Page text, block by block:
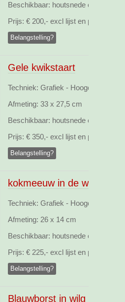
Beschikbaar: houtsnede opl.27
Prijs: € 200,- excl lijst en pp
Belangstelling?
Gele kwikstaart
Techniek: Grafiek - Hoogdruk,
Afmeting: 33 x 27,5 cm
Beschikbaar: houtsnede opl.28
Prijs: € 350,- excl lijst en pp
Belangstelling?
kokmeeuw in de wind
Techniek: Grafiek - Hoogdruk,
Afmeting: 26 x 14 cm
Beschikbaar: houtsnede opl.25
Prijs: € 225,- excl lijst en pp
Belangstelling?
Blauwborst in wilg